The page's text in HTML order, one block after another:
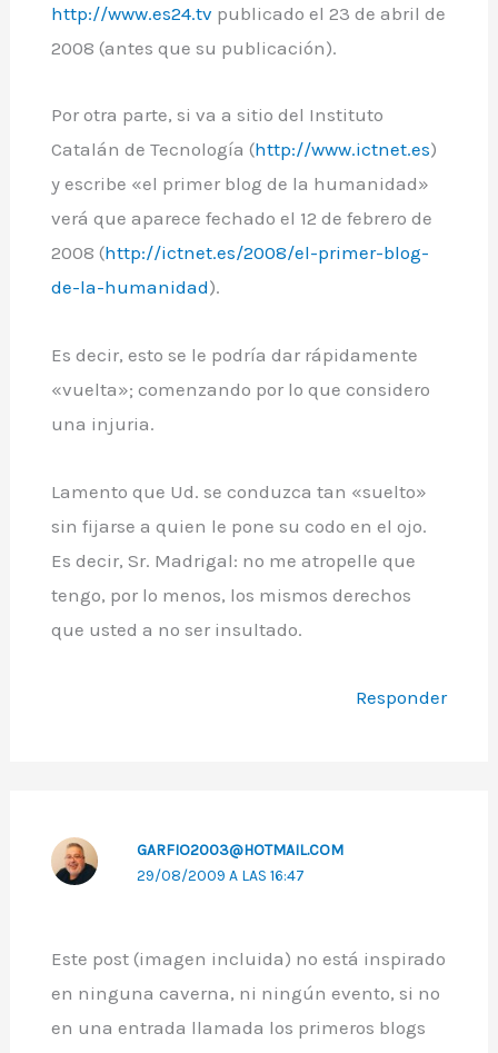
http://www.es24.tv publicado el 23 de abril de
2008 (antes que su publicación).
Por otra parte, si va a sitio del Instituto
Catalán de Tecnología (http://www.ictnet.es)
y escribe «el primer blog de la humanidad»
verá que aparece fechado el 12 de febrero de
2008 (http://ictnet.es/2008/el-primer-blog-
de-la-humanidad).
Es decir, esto se le podría dar rápidamente
«vuelta»; comenzando por lo que considero
una injuria.
Lamento que Ud. se conduzca tan «suelto»
sin fijarse a quien le pone su codo en el ojo.
Es decir, Sr. Madrigal: no me atropelle que
tengo, por lo menos, los mismos derechos
que usted a no ser insultado.
Responder
GARFIO2003@HOTMAIL.COM
29/08/2009 A LAS 16:47
Este post (imagen incluida) no está inspirado
en ninguna caverna, ni ningún evento, si no
en una entrada llamada los primeros blogs